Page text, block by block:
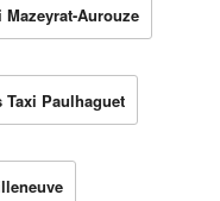
Mazeyrat-Aurouze
Taxi Paulhaguet